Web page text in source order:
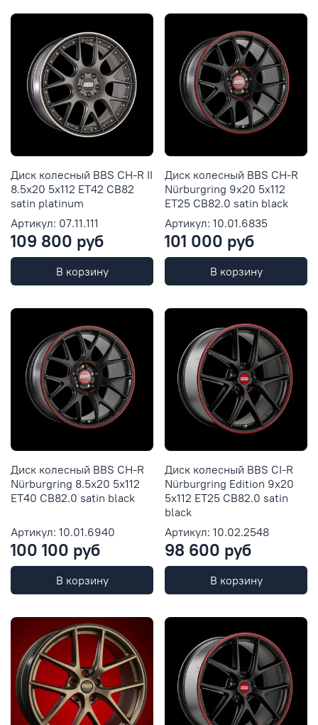
Диск колесный BBS CH-R II
8.5x20 5x112 ET42 CB82
satin platinum
Артикул: 07.11.111
109 800 руб
В корзину
Диск колесный BBS CH-R
Nürburgring 9x20 5x112
ET25 CB82.0 satin black
Артикул: 10.01.6835
101 000 руб
В корзину
Диск колесный BBS CH-R
Nürburgring 8.5x20 5x112
ET40 CB82.0 satin black
Артикул: 10.01.6940
100 100 руб
В корзину
Диск колесный BBS CI-R
Nürburgring Edition 9x20
5x112 ET25 CB82.0 satin
black
Артикул: 10.02.2548
98 600 руб
В корзину